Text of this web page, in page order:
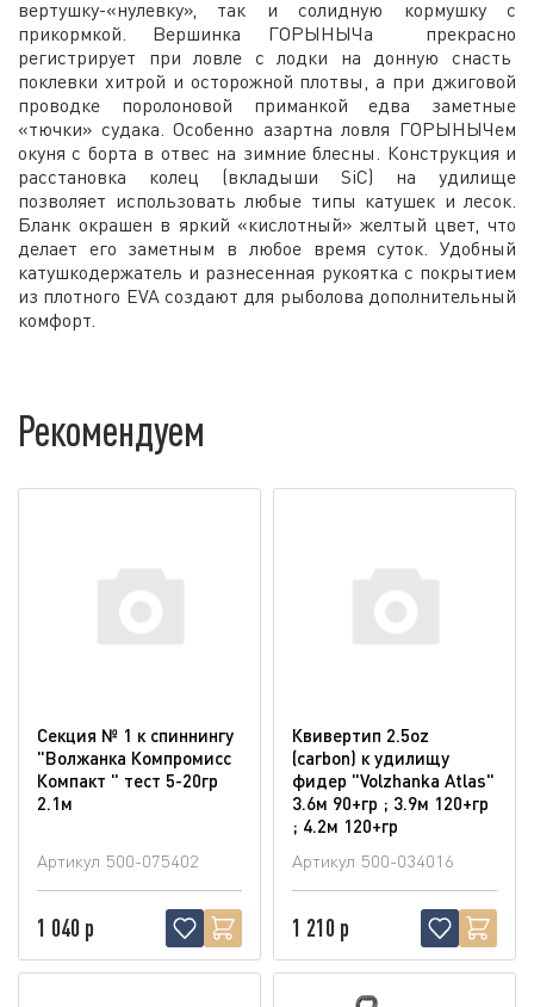
вертушку-«нулевку», так и солидную кормушку с
прикормкой. Вершинка ГОРЫНЫЧа прекрасно
регистрирует при ловле с лодки на донную снасть
поклевки хитрой и осторожной плотвы, а при джиговой
проводке поролоновой приманкой едва заметные
«тючки» судака. Особенно азартна ловля ГОРЫНЫЧем
окуня с борта в отвес на зимние блесны. Конструкция и
расстановка колец (вкладыши SiC) на удилище
позволяет использовать любые типы катушек и лесок.
Бланк окрашен в яркий «кислотный» желтый цвет, что
делает его заметным в любое время суток. Удобный
катушкодержатель и разнесенная рукоятка с покрытием
из плотного EVA создают для рыболова дополнительный
комфорт.
Рекомендуем
Секция № 1 к спиннингу
"Волжанка Компромисс
Компакт " тест 5-20гр
2.1м
Артикул 500-075402
1 040 р
Квивертип 2.5oz
(carbon) к удилищу
фидер "Volzhanka Atlas"
3.6м 90+гр ; 3.9м 120+гр
; 4.2м 120+гр
Артикул 500-034016
1 210 р